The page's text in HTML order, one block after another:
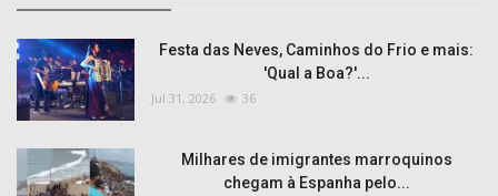
Festa das Neves, Caminhos do Frio e mais:
'Qual a Boa?'...
Jul 31, 2026 36
Milhares de imigrantes marroquinos
chegam à Espanha pelo...